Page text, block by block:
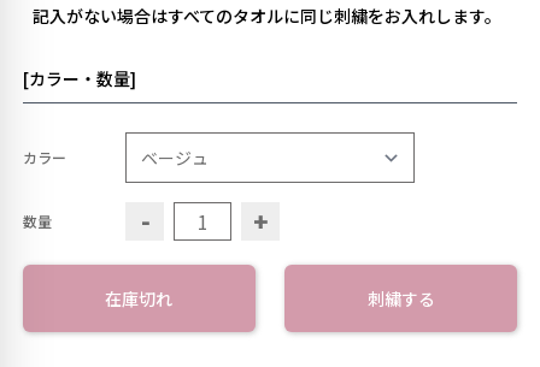
記入がない場合はすべてのタオルに同じ刺繍をお入れします。
[カラー・数量]
カラー
数量 - +
在庫切れ 刺繍する